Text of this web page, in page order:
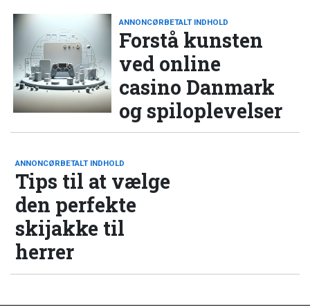
ANNONCØRBETALT INDHOLD
Forstå kunsten
ved online
casino Danmark
og spiloplevelser
ANNONCØRBETALT INDHOLD
Tips til at vælge
den perfekte
skijakke til
herrer